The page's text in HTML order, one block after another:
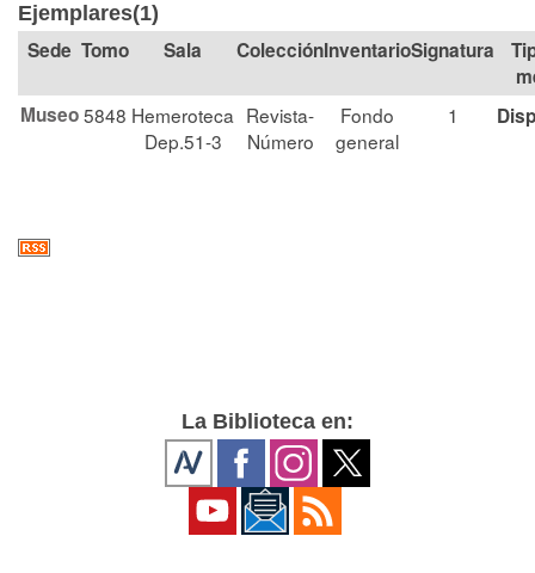
Ejemplares(1)
Tomo Sala Colección Signatura
Museo5848 Hemeroteca
Dep.51-3
Revista-
Número
Fondo
general
1
La Biblioteca en: